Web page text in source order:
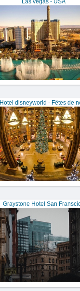
Las vegas - USA
Hotel disneyworld - Fêtes de
Graystone Hotel San